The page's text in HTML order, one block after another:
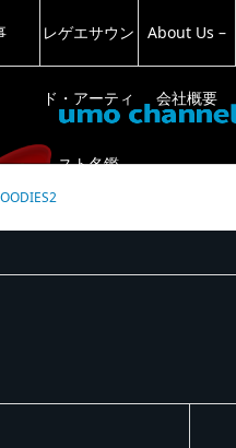
レゲエサウン
ド・アーティ
スト名鑑
About Us –
会社概要